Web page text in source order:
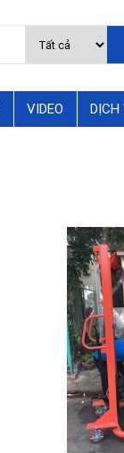
VIDEO DỊCH